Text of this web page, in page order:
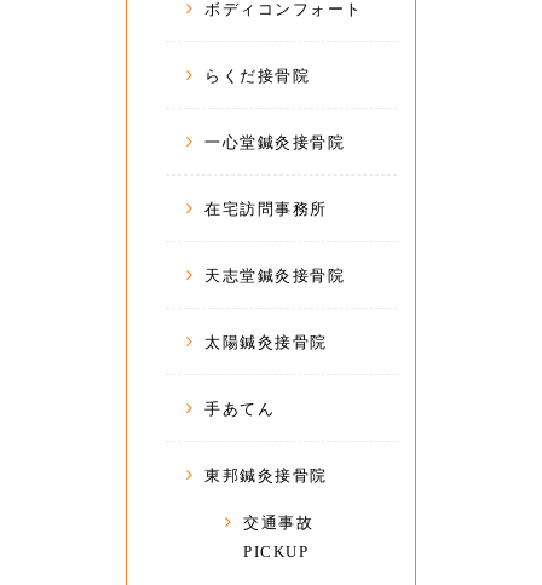
ボディコンフォート
らくだ接骨院
一心堂鍼灸接骨院
在宅訪問事務所
天志堂鍼灸接骨院
太陽鍼灸接骨院
手あてん
東邦鍼灸接骨院
交通事故
PICKUP